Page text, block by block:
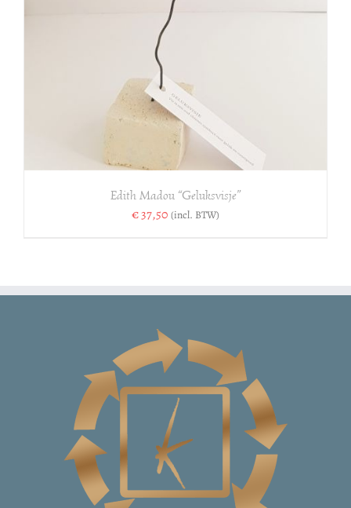
Edith Madou “Geluksvisje”
€37,50 (incl. BTW)